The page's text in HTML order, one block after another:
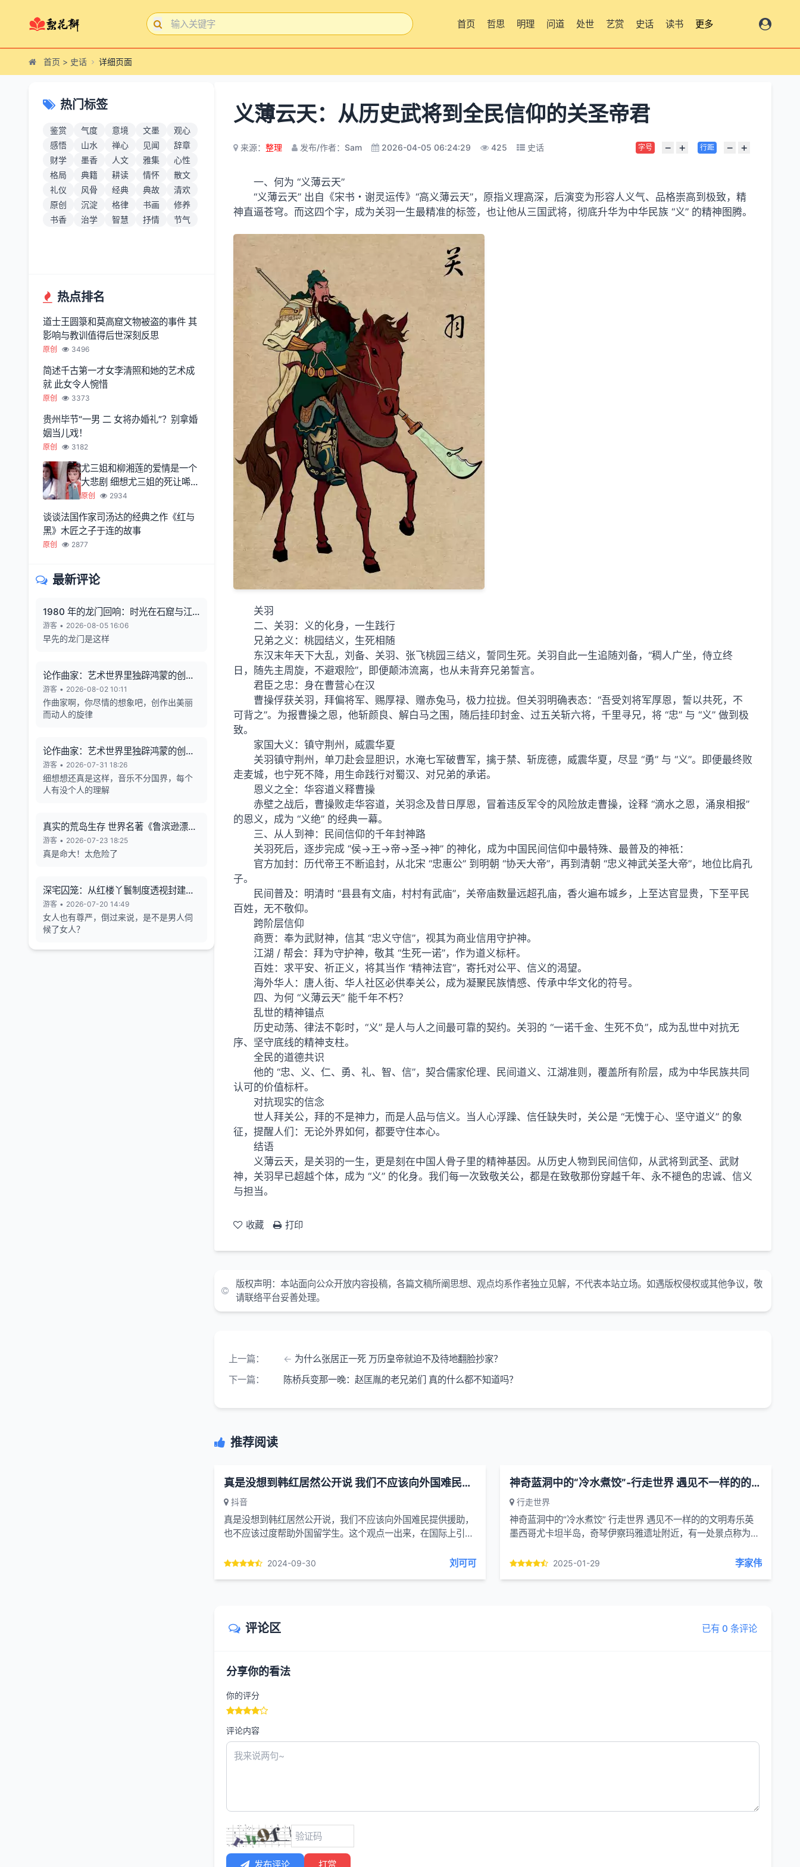
首页 哲思 明理 问道 处世 艺赏 史话 读书 更多
首页 > 史话 详细页面
热门标签
鉴赏 气度 意境 文墨
观心
感悟
山水 禅心 见闻
辞章
财学
墨香 人文 雅集
心性
格局
典籍 耕读 情怀
散文
礼仪
风骨 经典 典故
清欢
原创
沉淀 格律 书画
修养
书香
治学 智慧 抒情 节气
热点排名
道士王圆箓和莫高窟文物被盗的事件 其
影响与教训值得后世深刻反思
原创 3496
简述千古第一才女李清照和她的艺术成
就 此女令人惋惜
原创 3373
贵州毕节“一男 二 女将办婚礼”？别拿婚
姻当儿戏！
原创 3182
尤三姐和柳湘莲的爱情是一个
大悲剧 细想尤三姐的死让唏嘘
不已
原创 2934
谈谈法国作家司汤达的经典之作《红与
黑》木匠之子于连的故事
原创 2877
最新评论
1980 年的龙门回响：时光在石窟与江
风中凝固
游客 • 2026-08-05 16:06
早先的龙门是这样
论作曲家：艺术世界里独辟鸿蒙的创造
者
游客 • 2026-08-02 10:11
作曲家啊，你尽情的想象吧，创作出美丽
而动人的旋律
论作曲家：艺术世界里独辟鸿蒙的创造
者
游客 • 2026-07-31 18:26
细想想还真是这样，音乐不分国界，每个
人有没个人的理解
真实的荒岛生存 世界名著《鲁滨逊漂流
记》的原型
游客 • 2026-07-23 18:25
真是命大！太危险了
深宅囚笼：从红楼丫鬟制度透视封建女
性的生存异化与人格消解
游客 • 2026-07-20 14:49
女人也有尊严，倒过来说，是不是男人伺
候了女人？
义薄云天：从历史武将到全民信仰的关圣帝君
来源： 整理 发布/作者：Sam 2026-04-05 06:24:29 425 史话 字号 − + 行距 − +
一、何为 “义薄云天”
“义薄云天” 出自《宋书・谢灵运传》“高义薄云天”，原指义理高深，后演变为形容人义气、品格崇高到极致，精
神直逼苍穹。而这四个字，成为关羽一生最精准的标签，也让他从三国武将，彻底升华为中华民族 “义” 的精神图腾。
关羽
二、关羽：义的化身，一生践行
兄弟之义：桃园结义，生死相随
东汉末年天下大乱，刘备、关羽、张飞桃园三结义，誓同生死。关羽自此一生追随刘备，“稠人广坐，侍立终
日，随先主周旋，不避艰险”，即便颠沛流离，也从未背弃兄弟誓言。
君臣之忠：身在曹营心在汉
曹操俘获关羽，拜偏将军、赐厚禄、赠赤兔马，极力拉拢。但关羽明确表态：“吾受刘将军厚恩，誓以共死，不
可背之”。为报曹操之恩，他斩颜良、解白马之围，随后挂印封金、过五关斩六将，千里寻兄，将 “忠” 与 “义” 做到极
致。
家国大义：镇守荆州，威震华夏
关羽镇守荆州，单刀赴会显胆识，水淹七军破曹军，擒于禁、斩庞德，威震华夏，尽显 “勇” 与 “义”。即便最终败
走麦城，也宁死不降，用生命践行对蜀汉、对兄弟的承诺。
恩义之全：华容道义释曹操
赤壁之战后，曹操败走华容道，关羽念及昔日厚恩，冒着违反军令的风险放走曹操，诠释 “滴水之恩，涌泉相报”
的恩义，成为 “义绝” 的经典一幕。
三、从人到神：民间信仰的千年封神路
关羽死后，逐步完成 “侯→王→帝→圣→神” 的神化，成为中国民间信仰中最特殊、最普及的神祇：
官方加封：历代帝王不断追封，从北宋 “忠惠公” 到明朝 “协天大帝”，再到清朝 “忠义神武关圣大帝”，地位比肩孔
子。
民间普及：明清时 “县县有文庙，村村有武庙”，关帝庙数量远超孔庙，香火遍布城乡，上至达官显贵，下至平民
百姓，无不敬仰。
跨阶层信仰
商贾：奉为武财神，信其 “忠义守信”，视其为商业信用守护神。
江湖 / 帮会：拜为守护神，敬其 “生死一诺”，作为道义标杆。
百姓：求平安、祈正义，将其当作 “精神法官”，寄托对公平、信义的渴望。
海外华人：唐人街、华人社区必供奉关公，成为凝聚民族情感、传承中华文化的符号。
四、为何 “义薄云天” 能千年不朽？
乱世的精神锚点
历史动荡、律法不彰时，“义” 是人与人之间最可靠的契约。关羽的 “一诺千金、生死不负”，成为乱世中对抗无
序、坚守底线的精神支柱。
全民的道德共识
他的 “忠、义、仁、勇、礼、智、信”，契合儒家伦理、民间道义、江湖准则，覆盖所有阶层，成为中华民族共同
认可的价值标杆。
对抗现实的信念
世人拜关公，拜的不是神力，而是人品与信义。当人心浮躁、信任缺失时，关公是 “无愧于心、坚守道义” 的象
征，提醒人们：无论外界如何，都要守住本心。
结语
义薄云天，是关羽的一生，更是刻在中国人骨子里的精神基因。从历史人物到民间信仰，从武将到武圣、武财
神，关羽早已超越个体，成为 “义” 的化身。 我们 每一次致敬关公，都是在致敬那份穿越千年、永不褪色的忠诚、信义
与担当。
收藏 打印
版权声明：本站面向公众开放内容投稿，各篇文稿所阐思想、观点均系作者独立见解，不代表本站立场。如遇版权侵权或其他争议，敬
请联络平台妥善处理。
上一篇：
为什么张居正一死 万历皇帝就迫不及待地翻脸抄家？
下一篇：
陈桥兵变那一晚：赵匡胤的老兄弟们 真的什么都不知道吗？
推荐阅读
真是没想到韩红居然公开说 我们不应该向外国难民提供援助
抖音
真是没想到韩红居然公开说，我们不应该向外国难民提供援助，
也不应该过度帮助外国留学生。这个观点一出来，在国际上引发
对外援助可能会加重国内的贫困...
2024-09-30 刘可可
神奇蓝洞中的“冷水煮饺”-行走世界 遇见不一样的的文明
行走世界
神奇蓝洞中的“冷水煮饺” 行走世界 遇见不一样的的文明寿乐英
墨西哥尤卡坦半岛，奇琴伊察玛雅遗址附近，有一处景点称为蓝
洞，还有引人遐想的幽蓝。但...
2025-01-29 李家伟
评论区 已有 0 条评论
分享你的看法
你的评分
评论内容